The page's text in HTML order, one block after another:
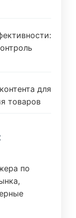
для
товаров
по